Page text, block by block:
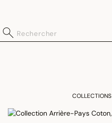
COLLECTIONS